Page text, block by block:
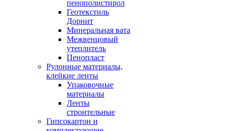
пенополистирол
Геотекстиль
Дорнит
Минеральная вата
Межвенцовый
утеплитель
Пенопласт
Рулонные материалы,
клейкие ленты
Упаковочные
материалы
Ленты
строительные
Гипсокартон и